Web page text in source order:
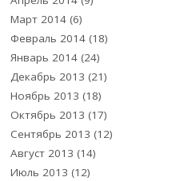
Март 2014 (6)
Февраль 2014 (18)
Январь 2014 (24)
Декабрь 2013 (21)
Ноябрь 2013 (18)
Октябрь 2013 (17)
Сентябрь 2013 (12)
Август 2013 (14)
Июль 2013 (12)